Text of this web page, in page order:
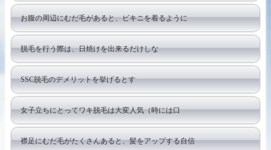
お腹の周辺にむだ毛があると、ビキニを着るように
脱毛を行う際は、日焼けを出来るだけしな
SSC脱毛のデメリットを挙げるとす
女子立ちにとってワキ脱毛は大変人気（時には口
襟足にむだ毛がたくさんあると、髪をアップする自信